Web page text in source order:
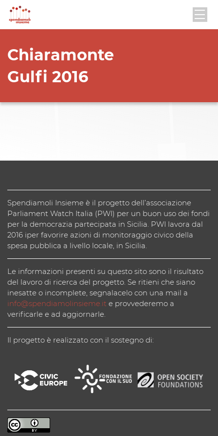
Chiaramonte
Gulfi 2016
Spendiamoli Insieme è il progetto dell’associazione
Parliament Watch Italia (PWI) per un buon uso dei fondi
per la democrazia partecipata in Sicilia. PWI lavora dal
2016 iper favorire azioni di monitoraggio civico della
spesa pubblica a livello locale, in Sicilia.
Le informazioni presenti su questo sito sono il risultato
del lavoro di ricerca del progetto. Se ritieni che siano
inesatte o incomplete, segnalacelo con una mail a
info@spendiamolinsieme.it e provvederemo a
verificarle e ad aggiornarle.
Il progetto è realizzato con il sostegno di: